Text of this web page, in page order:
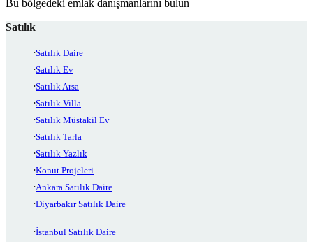
Bu bölgedeki emlak danışmanlarını bulun
Satılık
Satılık Daire
Satılık Ev
Satılık Arsa
Satılık Villa
Satılık Müstakil Ev
Satılık Tarla
Satılık Yazlık
Konut Projeleri
Ankara Satılık Daire
Diyarbakır Satılık Daire
İstanbul Satılık Daire